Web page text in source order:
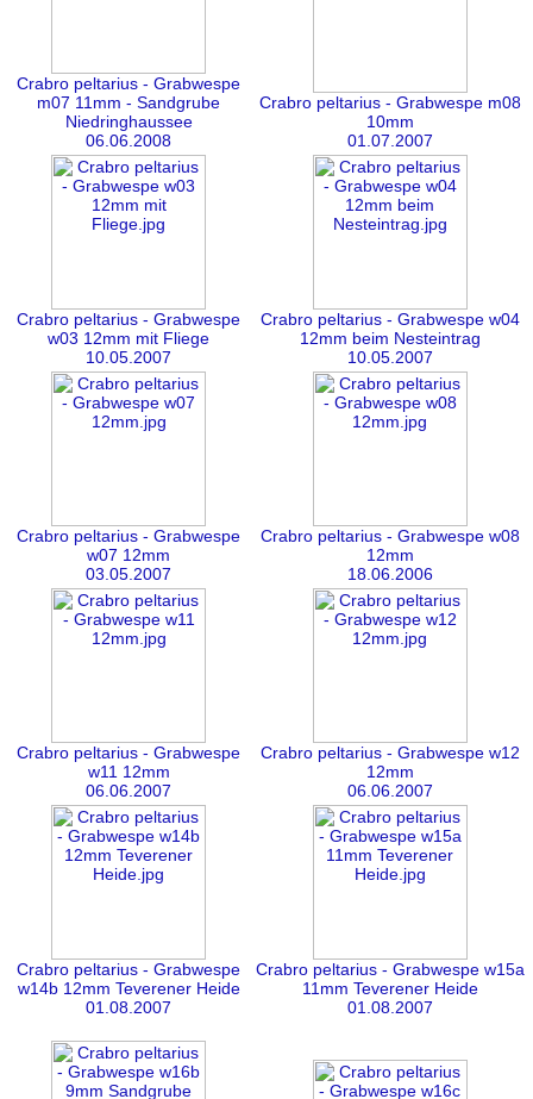
Crabro peltarius - Grabwespe
m07 11mm - Sandgrube
Niedringhaussee
06.06.2008
Crabro peltarius - Grabwespe m08
10mm
01.07.2007
Crabro peltarius - Grabwespe
w03 12mm mit Fliege
10.05.2007
Crabro peltarius - Grabwespe w04
12mm beim Nesteintrag
10.05.2007
Crabro peltarius - Grabwespe
w07 12mm
03.05.2007
Crabro peltarius - Grabwespe w08
12mm
18.06.2006
Crabro peltarius - Grabwespe
w11 12mm
06.06.2007
Crabro peltarius - Grabwespe w12
12mm
06.06.2007
Crabro peltarius - Grabwespe
w14b 12mm Teverener Heide
01.08.2007
Crabro peltarius - Grabwespe w15a
11mm Teverener Heide
01.08.2007